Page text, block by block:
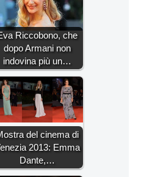
Riccobono, che
dopo Armani non
indovina più un…
del cinema di
2013: Emma
Dante,…